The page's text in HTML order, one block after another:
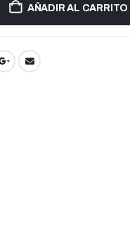
AÑADIR AL CARRITO